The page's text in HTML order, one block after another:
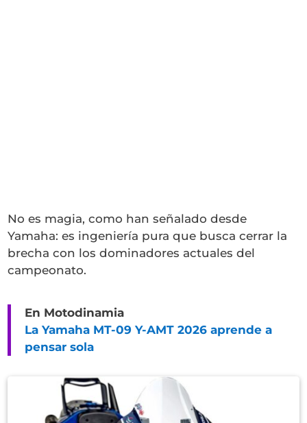
No es magia, como han señalado desde
Yamaha: es ingeniería pura que busca cerrar la
brecha con los dominadores actuales del
campeonato.
En Motodinamia
La Yamaha MT-09 Y-AMT 2026 aprende a
pensar sola